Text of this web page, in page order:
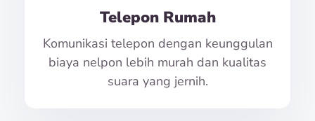
Telepon Rumah
Komunikasi telepon dengan keunggulan
biaya nelpon lebih murah dan kualitas
suara yang jernih.